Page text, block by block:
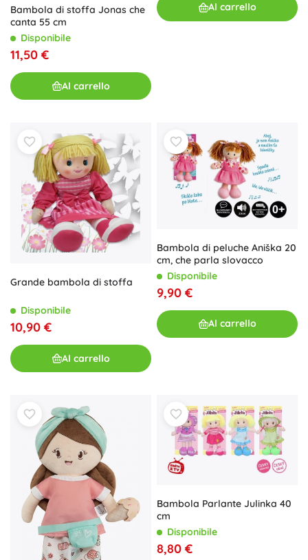
Bambola di stoffa Jonas che
canta 55 cm
Disponibile
11,50 €
Al carrello
Al carrello
Grande bambola di stoffa
Disponibile
10,90 €
Al carrello
Bambola di peluche Aniška 20
cm, che parla slovacco
Disponibile
9,90 €
Al carrello
Bambola Parlante Julinka 40
cm
Disponibile
8,80 €